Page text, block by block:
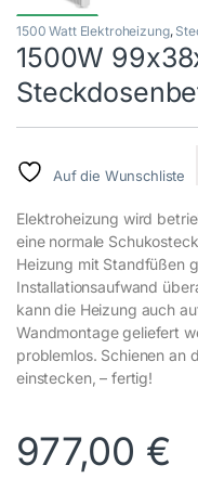
1500 Watt Elektroheizung,
1500W
Auf die Wunschliste
Elektroheizung wird
eine normale
Heizung mit Standfüßen
Installationsaufwand
kann die Heizung auch
Wandmontage geliefert
problemlos. Schienen an
einstecken, – fertig!
977,00 €